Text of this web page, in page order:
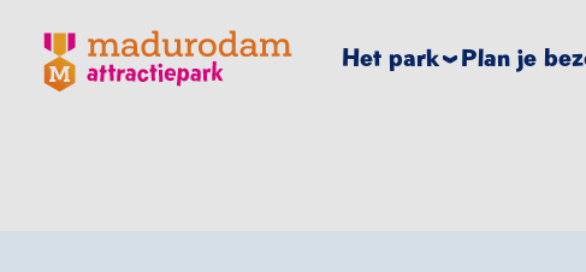
Madurodam logo, naar de homepage
Het park Plan je